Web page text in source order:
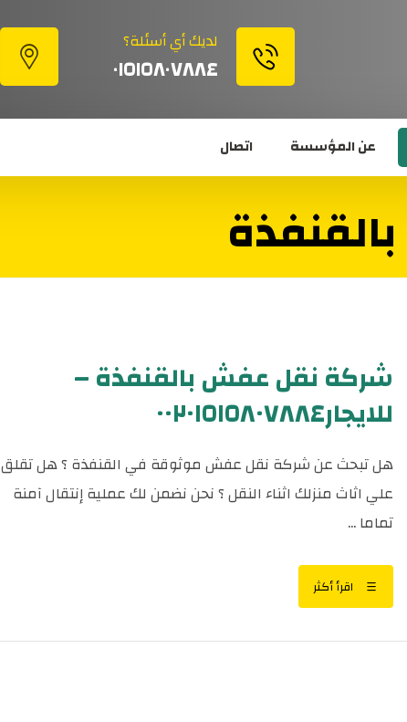
لديك أي أسئلة؟
٠١٥١٥٨٠٧٨٨٤
عن المؤسسة اتصال
شركة نقل عفش بالقنفذة –
للايجار٠٠٢٠١٥١٥٨٠٧٨٨٤
هل تبحث عن شركة نقل عفش موثوقة في القنفذة ؟ هل تقلق
علي اثاث منزلك اثناء النقل ؟ نحن نضمن لك عملية إنتقال آمنة
تماما ...
اقرأ أكثر